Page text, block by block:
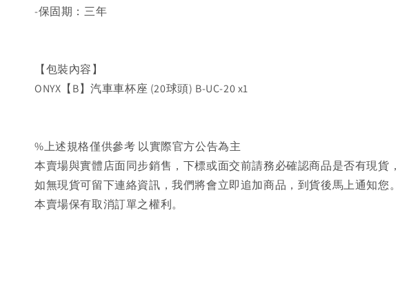
-保固期：三年
【包裝內容】
ONYX【B】汽車車杯座 (20球頭) B-UC-20 x1
%上述規格僅供參考 以實際官方公告為主
本賣場與實體店面同步銷售，下標或面交前請務必確認商品是否有現貨，
如無現貨可留下連絡資訊，我們將會立即追加商品，到貨後馬上通知您。
本賣場保有取消訂單之權利。